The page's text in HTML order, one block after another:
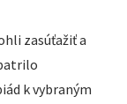
zasúťažiť a
k vybraným